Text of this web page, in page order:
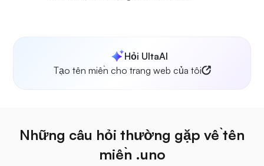
Hỏi UltaAI
Tạo tên miền cho trang web của tôi
Những câu hỏi thường gặp về tên
miền .uno